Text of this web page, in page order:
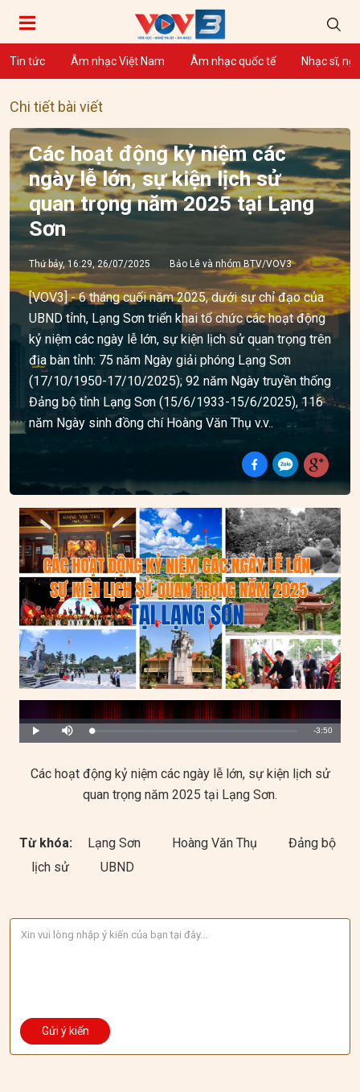
Tin tức Âm nhạc Việt Nam Âm nhạc quốc tế Nhạc sĩ,
Chi tiết bài viết
Các hoạt động kỷ niệm các
ngày lễ lớn, sự kiện lịch sử
quan trọng năm 2025 tại Lạng
Sơn
Thứ bảy, 16:29, 26/07/2025 Bảo Lê và nhóm BTV/VOV3
[VOV3] - 6 tháng cuối năm 2025, dưới sự chỉ đạo của
UBND tỉnh, Lạng Sơn triển khai tổ chức các hoạt động
kỷ niệm các ngày lễ lớn, sự kiện lịch sử quan trọng trên
địa bàn tỉnh: 75 năm Ngày giải phóng Lạng Sơn
(17/10/1950-17/10/2025); 92 năm Ngày truyền thống
Đảng bộ tỉnh Lạng Sơn (15/6/1933-15/6/2025), 116
năm Ngày sinh đồng chí Hoàng Văn Thụ v.v..
Play Mute Loaded
0%
Progress
0%
Remaining
-3:50
Các hoạt động kỷ niệm các ngày lễ lớn, sự kiện lịch sử
quan trọng năm 2025 tại Lạng Sơn.
Từ khóa: Lạng Sơn Hoàng Văn Thụ
Đảng bộ
lịch sử
UBND